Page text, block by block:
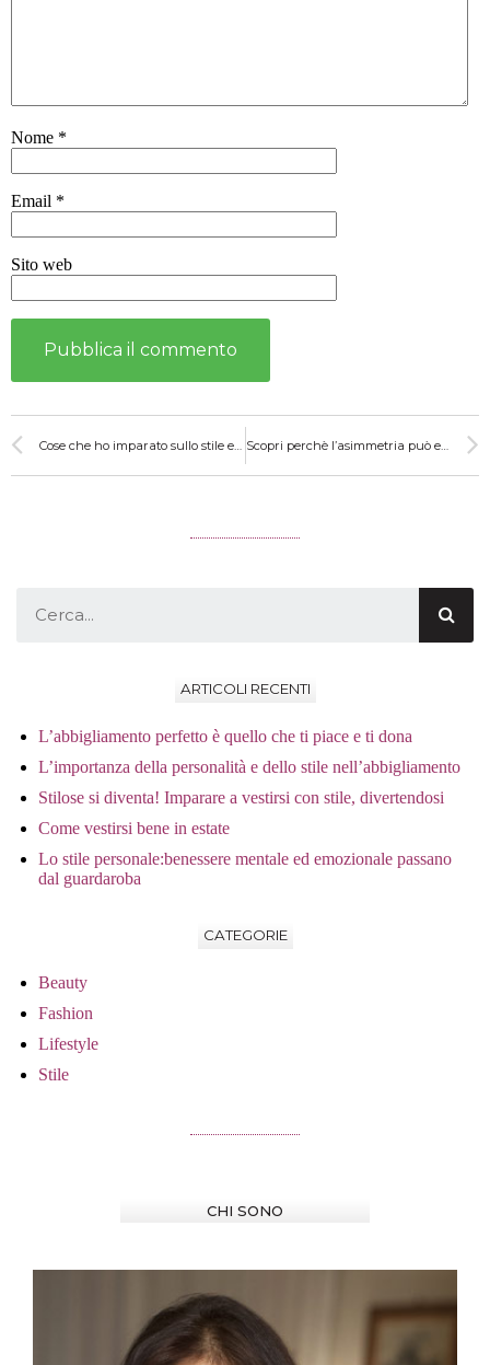
Nome *
Email *
Sito web
Cose che ho imparato sullo stile e che potrebbero esserti utili Scopri perchè l’asimmetria può essere tua amica
ARTICOLI RECENTI
L’abbigliamento perfetto è quello che ti piace e ti dona
L’importanza della personalità e dello stile nell’abbigliamento
Stilose si diventa! Imparare a vestirsi con stile, divertendosi
Come vestirsi bene in estate
Lo stile personale:benessere mentale ed emozionale passano
dal guardaroba
CATEGORIE
Beauty
Fashion
Lifestyle
Stile
CHI SONO